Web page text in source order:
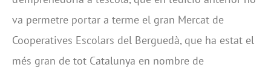
va permetre portar a terme el gran Mercat de
Cooperatives Escolars del Berguedà, que ha estat el
més gran de tot Catalunya en nombre de